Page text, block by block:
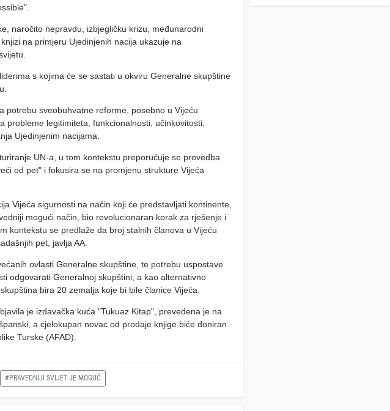
naročito nepravdu, izbjegličku krizu, međunarodni
na primjeru Ujedinjenih nacija ukazuje na
s kojima će se sastati u okviru Generalne skupštine
potrebu sveobuhvatne reforme, posebno u Vijeću
probleme legitimiteta, funkcionalnosti, učinkovitosti,
Ujedinjenim nacijama.
UN-a, u tom kontekstu preporučuje se provedba
od pet" i fokusira se na promjenu strukture Vijeća
Vijeća sigurnosti na način koji će predstavljati kontinente,
mogući način, bio revolucionaran korak za rješenje i
kontekstu se predlaže da broj stalnih članova u Vijeću
pet, javlja AA.
ovlasti Generalne skupštine, te potrebu uspostave
odgovarati Generalnoj skupštini, a kao alternativno
bira 20 zemalja koje bi bile članice Vijeća.
je izdavačka kuća "Tukuaz Kitap", prevedena je na
a cjelokupan novac od prodaje knjige biće doniran
Turske (AFAD).
#PRAVEDNIJI SVIJET JE MOGUĆ